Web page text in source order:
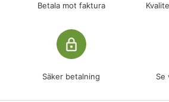
Betala mot faktura
lock_outline
Säker betalning Se